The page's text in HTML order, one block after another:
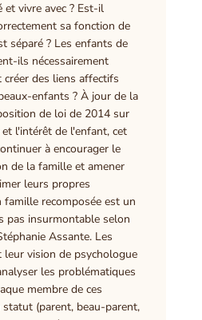
vivre avec ? Est-il
sa fonction de
séparé ? Les enfants de
ils nécessairement
créer des liens affectifs
enfants ? À jour de la
de loi de 2014 sur
l'intérêt de l'enfant, cet
à encourager le
de la famille et amener
leurs propres
famille recomposée est un
pas insurmontable selon
Assante. Les
vision de psychologue
les problématiques
membre de ces
(parent, beau-parent,